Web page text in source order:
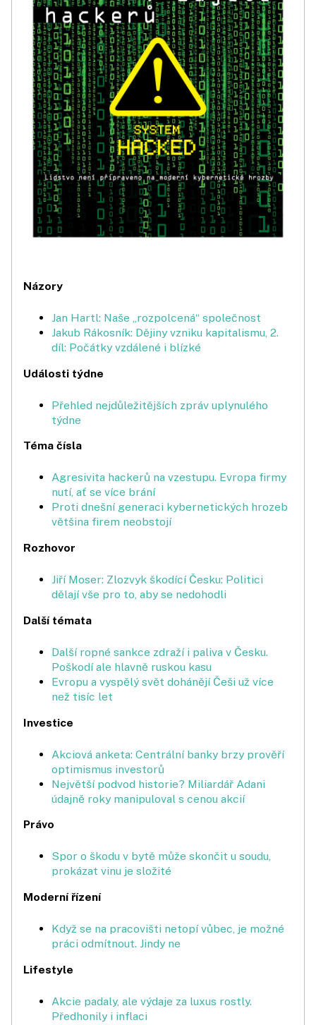
Názory
Jan Hartl: Naše „rozpolcená“ společnost
Jakub Rákosník: Dějiny vzniku kapitalismu, 2.
díl: Počátky vzdálené i blízké
Události týdne
Přehled nejdůležitějších zpráv uplynulého
týdne
Téma čísla
Agresivita hackerů na vzestupu. Evropa firmy
nutí, ať se více brání
Proti dnešní generaci kybernetických hrozeb
většina firem neobstojí
Rozhovor
Jiří Moser: Zlozvyk škodící Česku: Politici
dělají vše pro to, aby se nedohodli
Další témata
Další ropné sankce zdraží i paliva v Česku.
Poškodí ale hlavně ruskou kasu
Evropu a vyspělý svět dohánějí Češi už více
než tisíc let
Investice
Akciová anketa: Centrální banky brzy prověří
optimismus investorů
Největší podvod historie? Miliardář Adani
údajně roky manipuloval s cenou akcií
Právo
Spor o škodu v bytě může skončit u soudu,
prokázat vinu je složité
Moderní řízení
Když se na pracovišti netopí vůbec, je možné
práci odmítnout. Jindy ne
Lifestyle
Akcie padaly, ale výdaje za luxus rostly.
Předhonily i inflaci